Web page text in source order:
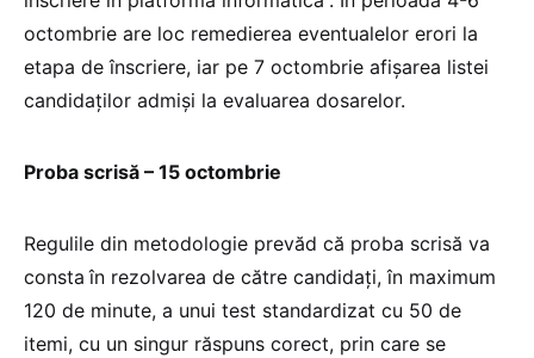
octombrie are loc remedierea eventualelor erori la
etapa de înscriere, iar pe 7 octombrie afișarea listei
candidaților admiși la evaluarea dosarelor.
Proba scrisă – 15 octombrie
Regulile din metodologie prevăd că proba scrisă va
consta în rezolvarea de către candidați, în maximum
120 de minute, a unui test standardizat cu 50 de
itemi, cu un singur răspuns corect, prin care se